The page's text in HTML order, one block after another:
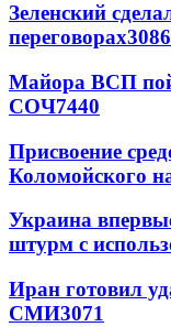
Зеленский
переговорах
Майора ВСП
СОЧ7440
Присвоение
Коломойского
Украина
штурм с
Иран готовил
СМИ3071